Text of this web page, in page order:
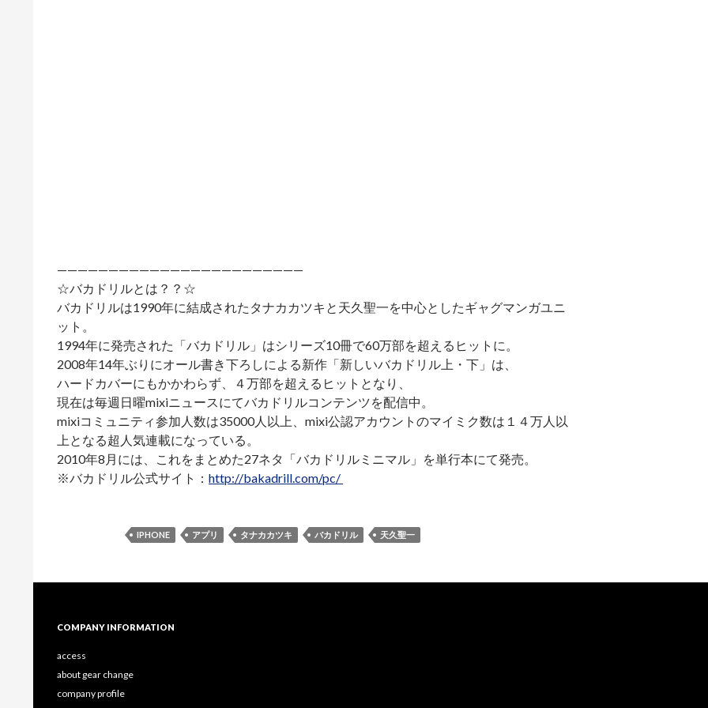
————————————————————————
☆バカドリルとは？？☆
バカドリルは1990年に結成されたタナカカツキと天久聖一を中心としたギャグマンガユニ
ット。
1994年に発売された「バカドリル」はシリーズ10冊で60万部を超えるヒットに。
2008年14年ぶりにオール書き下ろしによる新作「新しいバカドリル上・下」は、
ハードカバーにもかかわらず、４万部を超えるヒットとなり、
現在は毎週日曜mixiニュースにてバカドリルコンテンツを配信中。
mixiコミュニティ参加人数は35000人以上、mixi公認アカウントのマイミク数は１４万人以
上となる超人気連載になっている。
2010年8月には、これをまとめた27ネタ「バカドリルミニマル」を単行本にて発売。
※バカドリル公式サイト： http://bakadrill.com/pc/
IPHONE アプリ タナカカツキ バカドリル 天久聖一
COMPANY INFORMATION
access
about gear change
company profile